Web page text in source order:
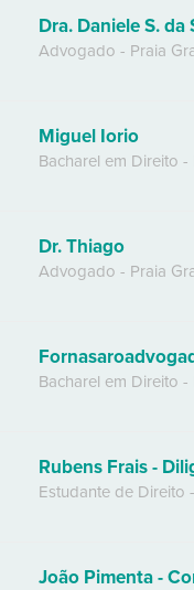
Dra. Daniele S. da
Advogado - Praia
Miguel Iorio
Bacharel em Direito -
Dr. Thiago
Advogado - Praia
Bacharel em Direito -
Rubens Frais -
Estudante de Direito -
João Pimenta -